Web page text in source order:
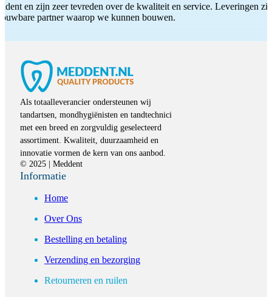
en zijn zeer tevreden over de kwaliteit en service. Leveringen
partner waarop we kunnen bouwen.
Als totaalleverancier ondersteunen wij
tandartsen, mondhygiënisten en tandtechnici
met een breed en zorgvuldig geselecteerd
assortiment. Kwaliteit, duurzaamheid en
innovatie vormen de kern van ons aanbod.
© 2025 | Meddent
Informatie
Home
Over Ons
Bestelling en betaling
Verzending en bezorging
Retourneren en ruilen